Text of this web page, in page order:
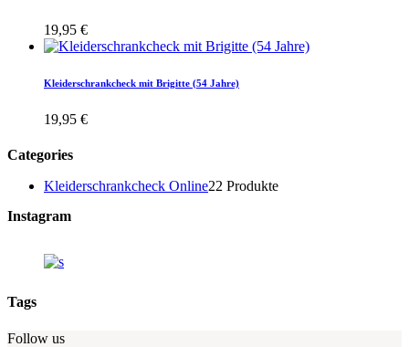
19,95 €
Kleiderschrankcheck mit Brigitte (54 Jahre)
19,95 €
Categories
Kleiderschrankcheck Online22 Produkte
Instagram
Tags
Follow us